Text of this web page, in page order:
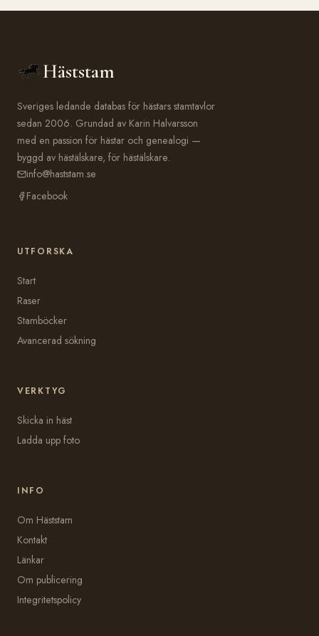
Häststam
Sveriges ledande databas för hästars stamtavlor
sedan 2006. Grundad av Karin Halvarsson
med en passion för hästar och genealogi —
byggd av hästälskare, för hästälskare.
info@haststam.se
Facebook
UTFORSKA
Start
Raser
Stamböcker
Avancerad sökning
VERKTYG
Skicka in häst
Ladda upp foto
INFO
Om Häststam
Kontakt
Länkar
Om publicering
Integritetspolicy